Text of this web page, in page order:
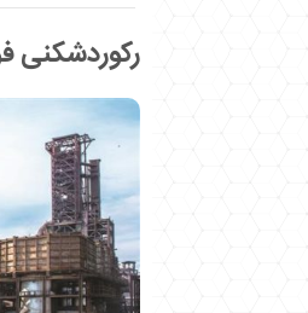
رکوردشکنی